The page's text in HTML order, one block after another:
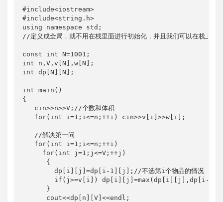
#include<iostream>
#include<string.h>
using namespace std;
//定义成全局，就不用在栈里面进行初始化，并且我们可以在栈上开
const int N=1001;
int n,V,v[N],w[N];
int dp[N][N];
int main()
{
   cin>>n>>V;//个数和体积
   for(int i=1;i<=n;++i) cin>>v[i]>>w[i];
   //解决第一问
   for(int i=1;i<=n;++i)
     for(int j=1;j<=V;++j)
      {
        dp[i][j]=dp[i-1][j];//不选第i个物品的情况
if(j>=v[i]) dp[i][j]=max(dp[i][j],dp[i-
      }
      cout<<dp[n][V]<<endl;